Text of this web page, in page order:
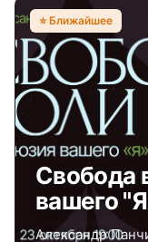
⭐️ Ближайшее
Свобода
вашего
Александр